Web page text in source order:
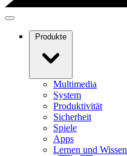
Produkte
Multimedia
System
Produktivität
Sicherheit
Spiele
Apps
Lernen und Wissen